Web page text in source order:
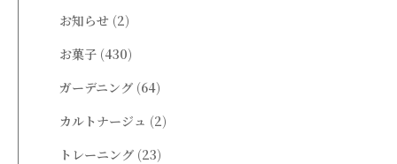
お知らせ (2)
お菓子 (430)
ガーデニング (64)
カルトナージュ (2)
トレーニング (23)